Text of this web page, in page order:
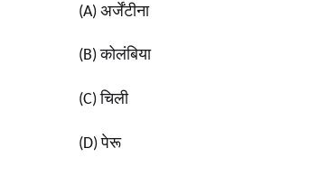
(A) अर्जेंटीना
(B)कोलंबिया
(C)चिली
(D)पेरू